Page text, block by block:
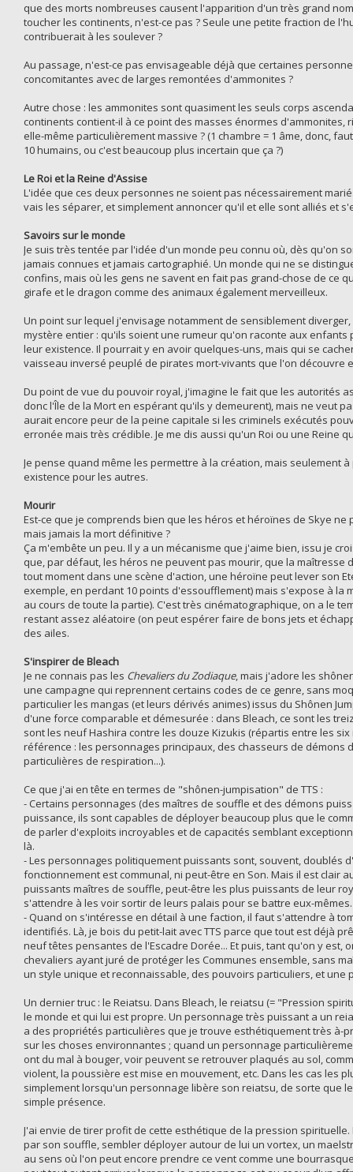
que des morts nombreuses causent l'apparition d'un très grand
toucher les continents, n'est-ce pas ? Seule une petite fraction de
contribuerait à les soulever ?
Au passage, n'est-ce pas envisageable déjà que certaines
concomitantes avec de larges remontées d'ammonites ?
Autre chose : les ammonites sont quasiment les seuls corps
continents contient-il à ce point des masses énormes
elle-même particulièrement massive ? (1 chambre = 1 âme, donc,
10 humains, ou c'est beaucoup plus incertain que ça ?)
Le Roi et la Reine d'Assise
L'idée que ces deux personnes ne soient pas nécessairement
vais les séparer, et simplement annoncer qu'il et elle sont alliés et
Savoirs sur le monde
Je suis très tentée par l'idée d'un monde peu connu où, dès qu'on
jamais connues et jamais cartographié. Un monde qui ne se
confins, mais où les gens ne savent en fait pas grand-chose de ce
girafe et le dragon comme des animaux également merveilleux.
Un point sur lequel j'envisage notamment de sensiblement
mystère entier : qu'ils soient une rumeur qu'on raconte aux
leur existence. Il pourrait y en avoir quelques-uns, mais qui se
vaisseau inversé peuplé de pirates mort-vivants que l'on découvre
Du point de vue du pouvoir royal, j'imagine le fait que les autorités
donc l'Île de la Mort en espérant qu'ils y demeurent), mais ne veut
aurait encore peur de la peine capitale si les criminels exécutés
erronée mais très crédible. Je me dis aussi qu'un Roi ou une
Je pense quand même les permettre à la création, mais
existence pour les autres.
Mourir
Est-ce que je comprends bien que les héros et héroïnes de Skye
mais jamais la mort définitive ?
Ça m'embête un peu. Il y a un mécanisme que j'aime bien, issu je
que, par défaut, les héros ne peuvent pas mourir, que la
tout moment dans une scène d'action, une héroïne peut lever son
exemple, en perdant 10 points d'essoufflement) mais s'expose à
au cours de toute la partie). C'est très cinématographique, on a le
restant assez aléatoire (on peut espérer faire de bons jets et
des ailes.
S'inspirer de Bleach
Je ne connais pas les Chevaliers du Zodiaque, mais j'adore les
une campagne qui reprennent certains codes de ce genre, sans
particulier les mangas (et leurs dérivés animes) issus du Shônen
d'une force comparable et démesurée : dans Bleach, ce sont les
sont les neuf Hashira contre les douze Kizukis (répartis entre les
référence : les personnages principaux, des chasseurs de
particulières de respiration...).
Ce que j'ai en tête en termes de "shônen-jumpisation" de TTS :
- Certains personnages (des maîtres de souffle et des démons
puissance, ils sont capables de déployer beaucoup plus que le
de parler d'exploits incroyables et de capacités semblant
là.
- Les personnages politiquement puissants sont, souvent, doublés
fonctionnement est communal, ni peut-être en Son. Mais il est clair
puissants maîtres de souffle, peut-être les plus puissants de leur
s'attendre à les voir sortir de leurs palais pour se battre eux-mêmes.
- Quand on s'intéresse en détail à une faction, il faut s'attendre à
identifiés. Là, je bois du petit-lait avec TTS parce que tout est déjà
neuf têtes pensantes de l'Escadre Dorée... Et puis, tant qu'on y
chevaliers ayant juré de protéger les Communes ensemble, sans
un style unique et reconnaissable, des pouvoirs particuliers, et une
Un dernier truc : le Reiatsu. Dans Bleach, le reiatsu (= "Pression
le monde et qui lui est propre. Un personnage très puissant a un
a des propriétés particulières que je trouve esthétiquement très à-
sur les choses environnantes ; quand un personnage
ont du mal à bouger, voir peuvent se retrouver plaqués au sol,
violent, la poussière est mise en mouvement, etc. Dans les cas les
simplement lorsqu'un personnage libère son reiatsu, de sorte que
simple présence.
J'ai envie de tirer profit de cette esthétique de la pression
par son souffle, sembler déployer autour de lui un vortex, un
au sens où l'on peut encore prendre ce vent comme une